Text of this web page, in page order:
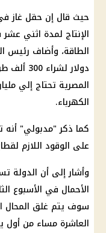
حيث قال إن حقل غاز
الإنتاج لمدة اثني
الطاقة، وأضاف رئيس
دولار
لشراء
المصرية تحتاج إلي
الكهرباء.
كما ذكر "مدبولي" أنه
على الوقود اللازم
وأشار إلى أن الدولة
الأحمال في الأسبوع
سوف يتم غلق المحال
العاشرة مساء من أول